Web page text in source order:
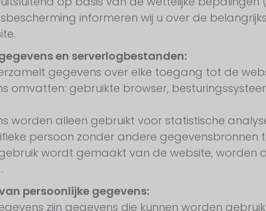
informeren wij u over de
en serverlogbestanden:
gegevens over elke toegang tot de
omvatten: gebruikte browser,
worden alleen gebruikt voor statistische
persoon zonder andere
wordt gemaakt van de website, worden
persoonlijke gegevens:
zijn gegevens die kunnen worden